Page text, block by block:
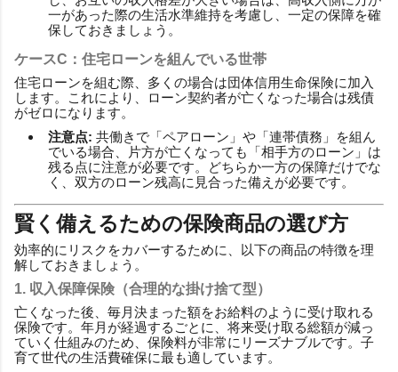
一があった際の生活水準維持を考慮し、一定の保障を確
保しておきましょう。
ケースC：住宅ローンを組んでいる世帯
住宅ローンを組む際、多くの場合は団体信用生命保険に加入
します。これにより、ローン契約者が亡くなった場合は残債
がゼロになります。
注意点: 共働きで「ペアローン」や「連帯債務」を組ん
でいる場合、片方が亡くなっても「相手方のローン」は
残る点に注意が必要です。どちらか一方の保障だけでな
く、双方のローン残高に見合った備えが必要です。
賢く備えるための保険商品の選び方
効率的にリスクをカバーするために、以下の商品の特徴を理
解しておきましょう。
1. 収入保障保険（合理的な掛け捨て型）
亡くなった後、毎月決まった額をお給料のように受け取れる
保険です。年月が経過するごとに、将来受け取る総額が減っ
ていく仕組みのため、保険料が非常にリーズナブルです。子
育て世代の生活費確保に最も適しています。